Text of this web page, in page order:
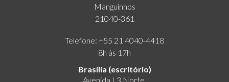
Manguinhos
21040-361
Telefone: +55 21 4040-4418
8h às 17h
Brasília (escritório)
Avenida L3 Norte,